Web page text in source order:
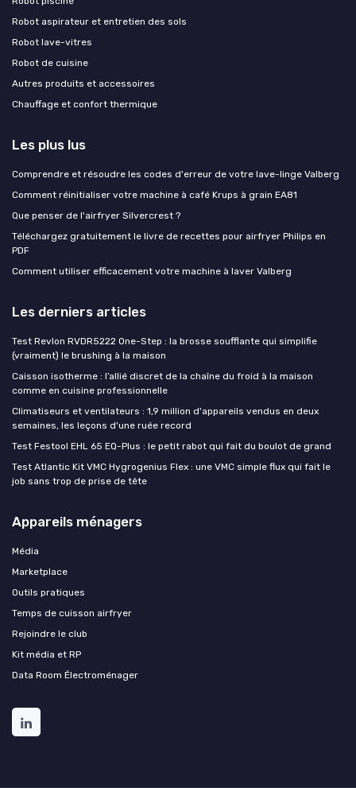
Robot aspirateur et entretien des sols
Robot lave-vitres
Robot de cuisine
Autres produits et accessoires
Chauffage et confort thermique
Les plus lus
Comprendre et résoudre les codes d'erreur de votre lave-linge Valberg
Comment réinitialiser votre machine à café Krups à grain EA81
Que penser de l'airfryer Silvercrest ?
Téléchargez gratuitement le livre de recettes pour airfryer Philips en
PDF
Comment utiliser efficacement votre machine à laver Valberg
Les derniers articles
Test Revlon RVDR5222 One-Step : la brosse soufflante qui simplifie
(vraiment) le brushing à la maison
Caisson isotherme : l’allié discret de la chaîne du froid à la maison
comme en cuisine professionnelle
Climatiseurs et ventilateurs : 1,9 million d'appareils vendus en deux
semaines, les leçons d'une ruée record
Test Festool EHL 65 EQ-Plus : le petit rabot qui fait du boulot de grand
Test Atlantic Kit VMC Hygrogenius Flex : une VMC simple flux qui fait le
job sans trop de prise de tête
Appareils ménagers
Média
Marketplace
Outils pratiques
Temps de cuisson airfryer
Rejoindre le club
Kit média et RP
Data Room Électroménager